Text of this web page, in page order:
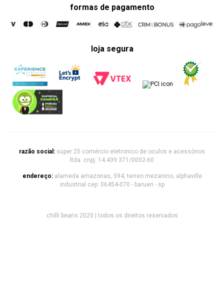
formas de pagamento
loja segura
razão social: super 25 comércio eletronico de oculos e acessórios
ltda. cnpj: 14.439.371/0002-60
endereço: alameda amazonas, 594, terreo mezanino, alphaville
industrial cep: 06454-070 - barueri - sp
chilli beans 2020 | todos os direitos reservados